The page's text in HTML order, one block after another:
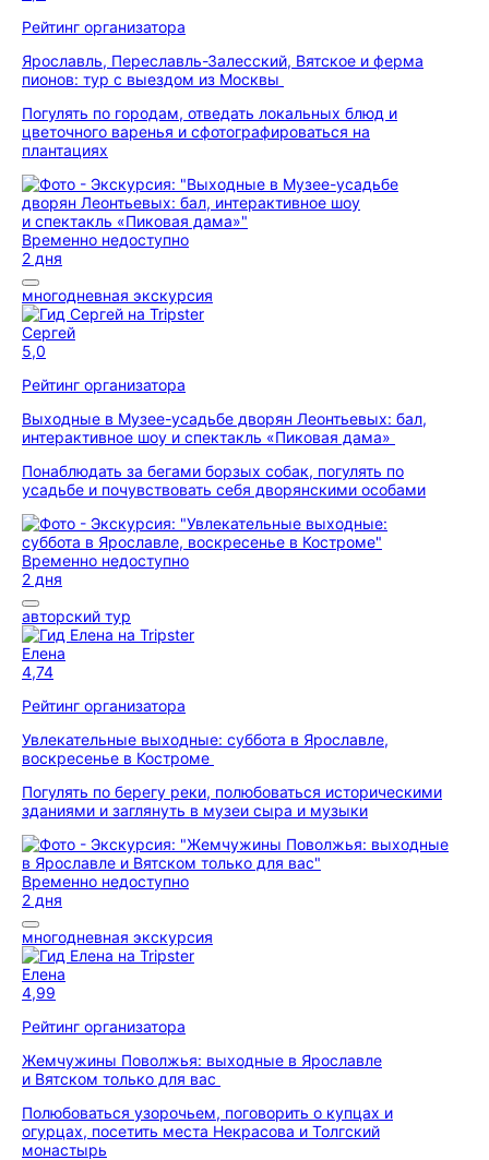
Рейтинг организатора
Ярославль, Переславль-Залесский, Вятское и ферма
пионов: тур с выездом из Москвы
Погулять по городам, отведать локальных блюд и
цветочного варенья и сфотографироваться на
плантациях
Временно недоступно
2 дня
многодневная экскурсия
Сергей
5,0
Рейтинг организатора
Выходные в Музее-усадьбе дворян Леонтьевых: бал,
интерактивное шоу и спектакль «Пиковая дама»
Понаблюдать за бегами борзых собак, погулять по
усадьбе и почувствовать себя дворянскими особами
Временно недоступно
2 дня
авторский тур
Елена
4,74
Рейтинг организатора
Увлекательные выходные: суббота в Ярославле,
воскресенье в Костроме
Погулять по берегу реки, полюбоваться историческими
зданиями и заглянуть в музеи сыра и музыки
Временно недоступно
2 дня
многодневная экскурсия
Елена
4,99
Рейтинг организатора
Жемчужины Поволжья: выходные в Ярославле
и Вятском только для вас
Полюбоваться узорочьем, поговорить о купцах и
огурцах, посетить места Некрасова и Толгский
монастырь